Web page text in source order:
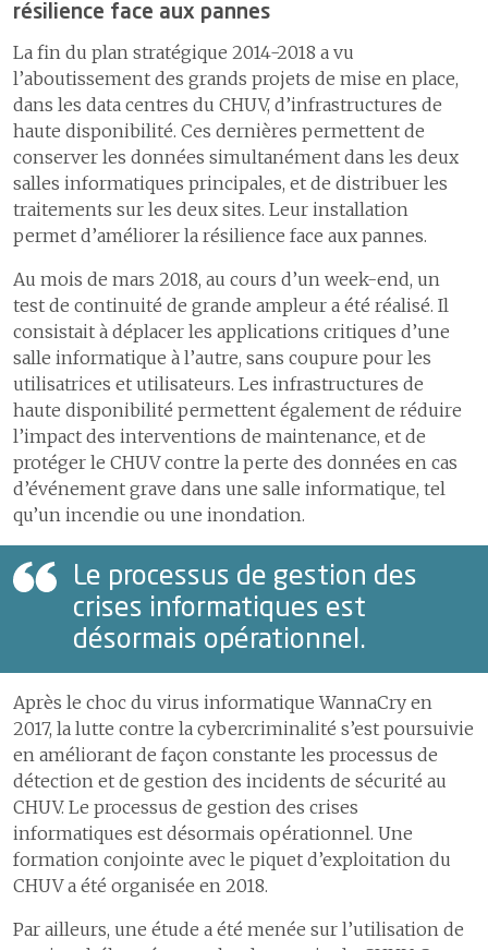
résilience face aux pannes
La fin du plan stratégique 2014-2018 a vu
l’aboutissement des grands projets de mise en place,
dans les data centres du CHUV, d’infrastructures de
haute disponibilité. Ces dernières permettent de
conserver les données simultanément dans les deux
salles informatiques principales, et de distribuer les
traitements sur les deux sites. Leur installation
permet d’améliorer la résilience face aux pannes.
Au mois de mars 2018, au cours d’un week-end, un
test de continuité de grande ampleur a été réalisé. Il
consistait à déplacer les applications critiques d’une
salle informatique à l’autre, sans coupure pour les
utilisatrices et utilisateurs. Les infrastructures de
haute disponibilité permettent également de réduire
l’impact des interventions de maintenance, et de
protéger le CHUV contre la perte des données en cas
d’événement grave dans une salle informatique, tel
qu’un incendie ou une inondation.
Le processus de gestion des
crises informatiques est
désormais opérationnel.
Après le choc du virus informatique WannaCry en
2017, la lutte contre la cybercriminalité s’est poursuivie
en améliorant de façon constante les processus de
détection et de gestion des incidents de sécurité au
CHUV. Le processus de gestion des crises
informatiques est désormais opérationnel. Une
formation conjointe avec le piquet d’exploitation du
CHUV a été organisée en 2018.
Par ailleurs, une étude a été menée sur l’utilisation de